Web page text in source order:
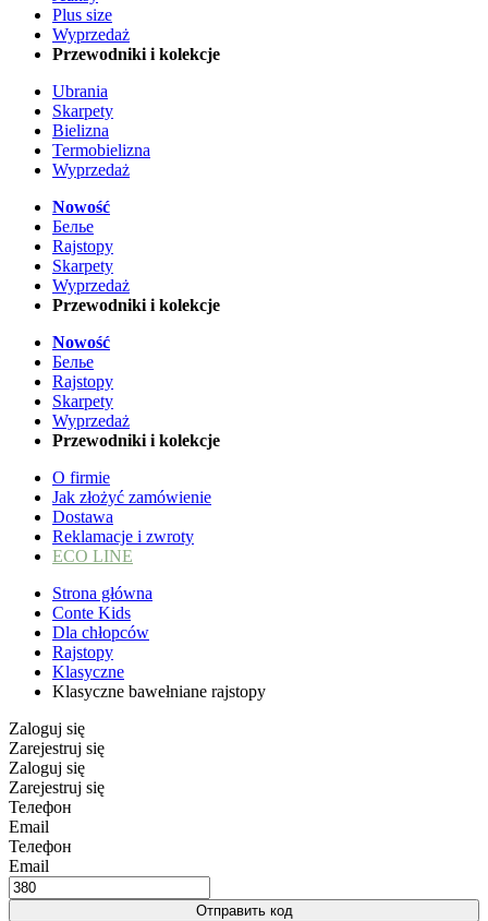
Plus size
Wyprzedaż
Przewodniki i kolekcje
Ubrania
Skarpety
Bielizna
Termobielizna
Wyprzedaż
Nowość
Белье
Rajstopy
Skarpety
Wyprzedaż
Przewodniki i kolekcje
Nowość
Белье
Rajstopy
Skarpety
Wyprzedaż
Przewodniki i kolekcje
O firmie
Jak złożyć zamówienie
Dostawa
Reklamacje i zwroty
ECO LINE
Strona główna
Conte Kids
Dla chłopców
Rajstopy
Klasyczne
Klasyczne bawełniane rajstopy
Zaloguj się
Zarejestruj się
Zaloguj się
Zarejestruj się
Телефон
Email
Телефон
Email
Отправить код